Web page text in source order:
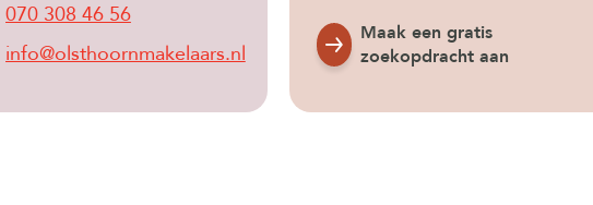
070 308 46 56
info@olsthoornmakelaars.nl
Maak een gratis
zoekopdracht aan